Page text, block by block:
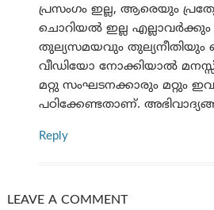
പ്രസംഗം ഇല്ല, ആരെയും
ചൊറിയൽ ഇല്ല
തുല്യസമയവും
വീഡിയോ നോക്കിയാൽ
മറ്റു സംഘടനക്കാരും മറ്റും
പഠിക്കേണ്ടതാണ്.
Reply
LEAVE A COMMENT